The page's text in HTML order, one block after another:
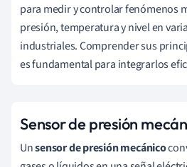
para medir y controlar fenómenos
presión, temperatura y nivel en
industriales. Comprender sus
es fundamental para integrarlos
Sensor de presión
Unsensor de presión mecánico